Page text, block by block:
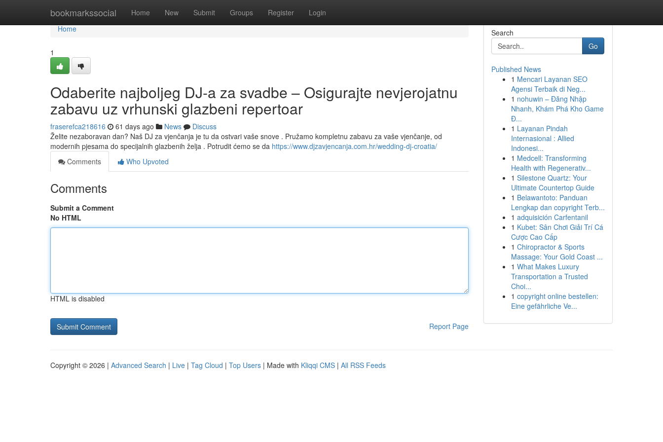
bookmarkssocial Home New Submit Groups Register Login
Home
Home
1
Odaberite najboljeg DJ-a za svadbe – Osigurajte nevjerojatnu
zabavu uz vrhunski glazbeni repertoar
fraserefca218616 61 days ago News
Discuss
Želite nezaboravan dan? Naš DJ za vjenčanja je tu da ostvari vaše snove . Pružamo kompletnu zabavu za vaše vjenčanje, od
modernih pjesama do specijalnih glazbenih želja . Potrudit ćemo se da https://www.djzavjencanja.com.hr/wedding-dj-croatia/
Comments
Who Upvoted
Comments
Submit a Comment
No HTML
HTML is disabled
Report Page
Search
Go
Published News
1 Mencari Layanan SEO
Agensi Terbaik di Neg...
1 nohuwin – Đăng Nhập
Nhanh, Khám Phá Kho Game
Đ...
1 Layanan Pindah
Internasional : Allied
Indonesi...
1 Medcell: Transforming
Health with Regenerativ...
1 Silestone Quartz: Your
Ultimate Countertop Guide
1 Belawantoto: Panduan
Lengkap dan copyright Terb...
1 adquisición Carfentanil
1 Kubet: Sân Chơi Giải Trí Cá
Cược Cao Cấp
1 Chiropractor & Sports
Massage: Your Gold Coast ...
1 What Makes Luxury
Transportation a Trusted
Choi...
1 copyright online bestellen:
Eine gefährliche Ve...
Copyright © 2026 | Advanced Search | Live | Tag Cloud | Top Users | Made with Kliqqi CMS | All RSS Feeds